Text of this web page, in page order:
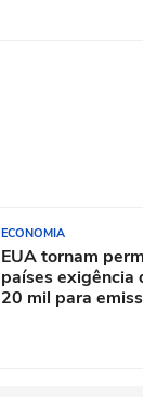
ECONOMIA
EUA tornam
países exigência
20 mil para